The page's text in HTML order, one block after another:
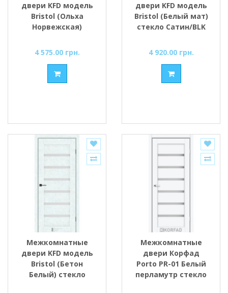
двери KFD модель
Bristol (Ольха
Норвежская)
4 575.00 грн.
двери KFD модель
Bristol (Белый мат)
стекло Сатин/BLK
4 920.00 грн.
Межкомнатные
двери KFD модель
Bristol (Бетон
Белый) стекло
Межкомнатные
двери Корфад
Porto PR-01 Белый
перламутр стекло